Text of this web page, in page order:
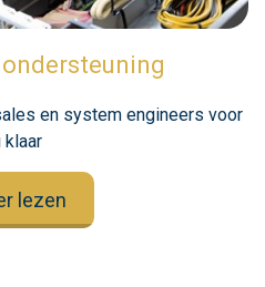
en system engineers voor
klaar
lezen